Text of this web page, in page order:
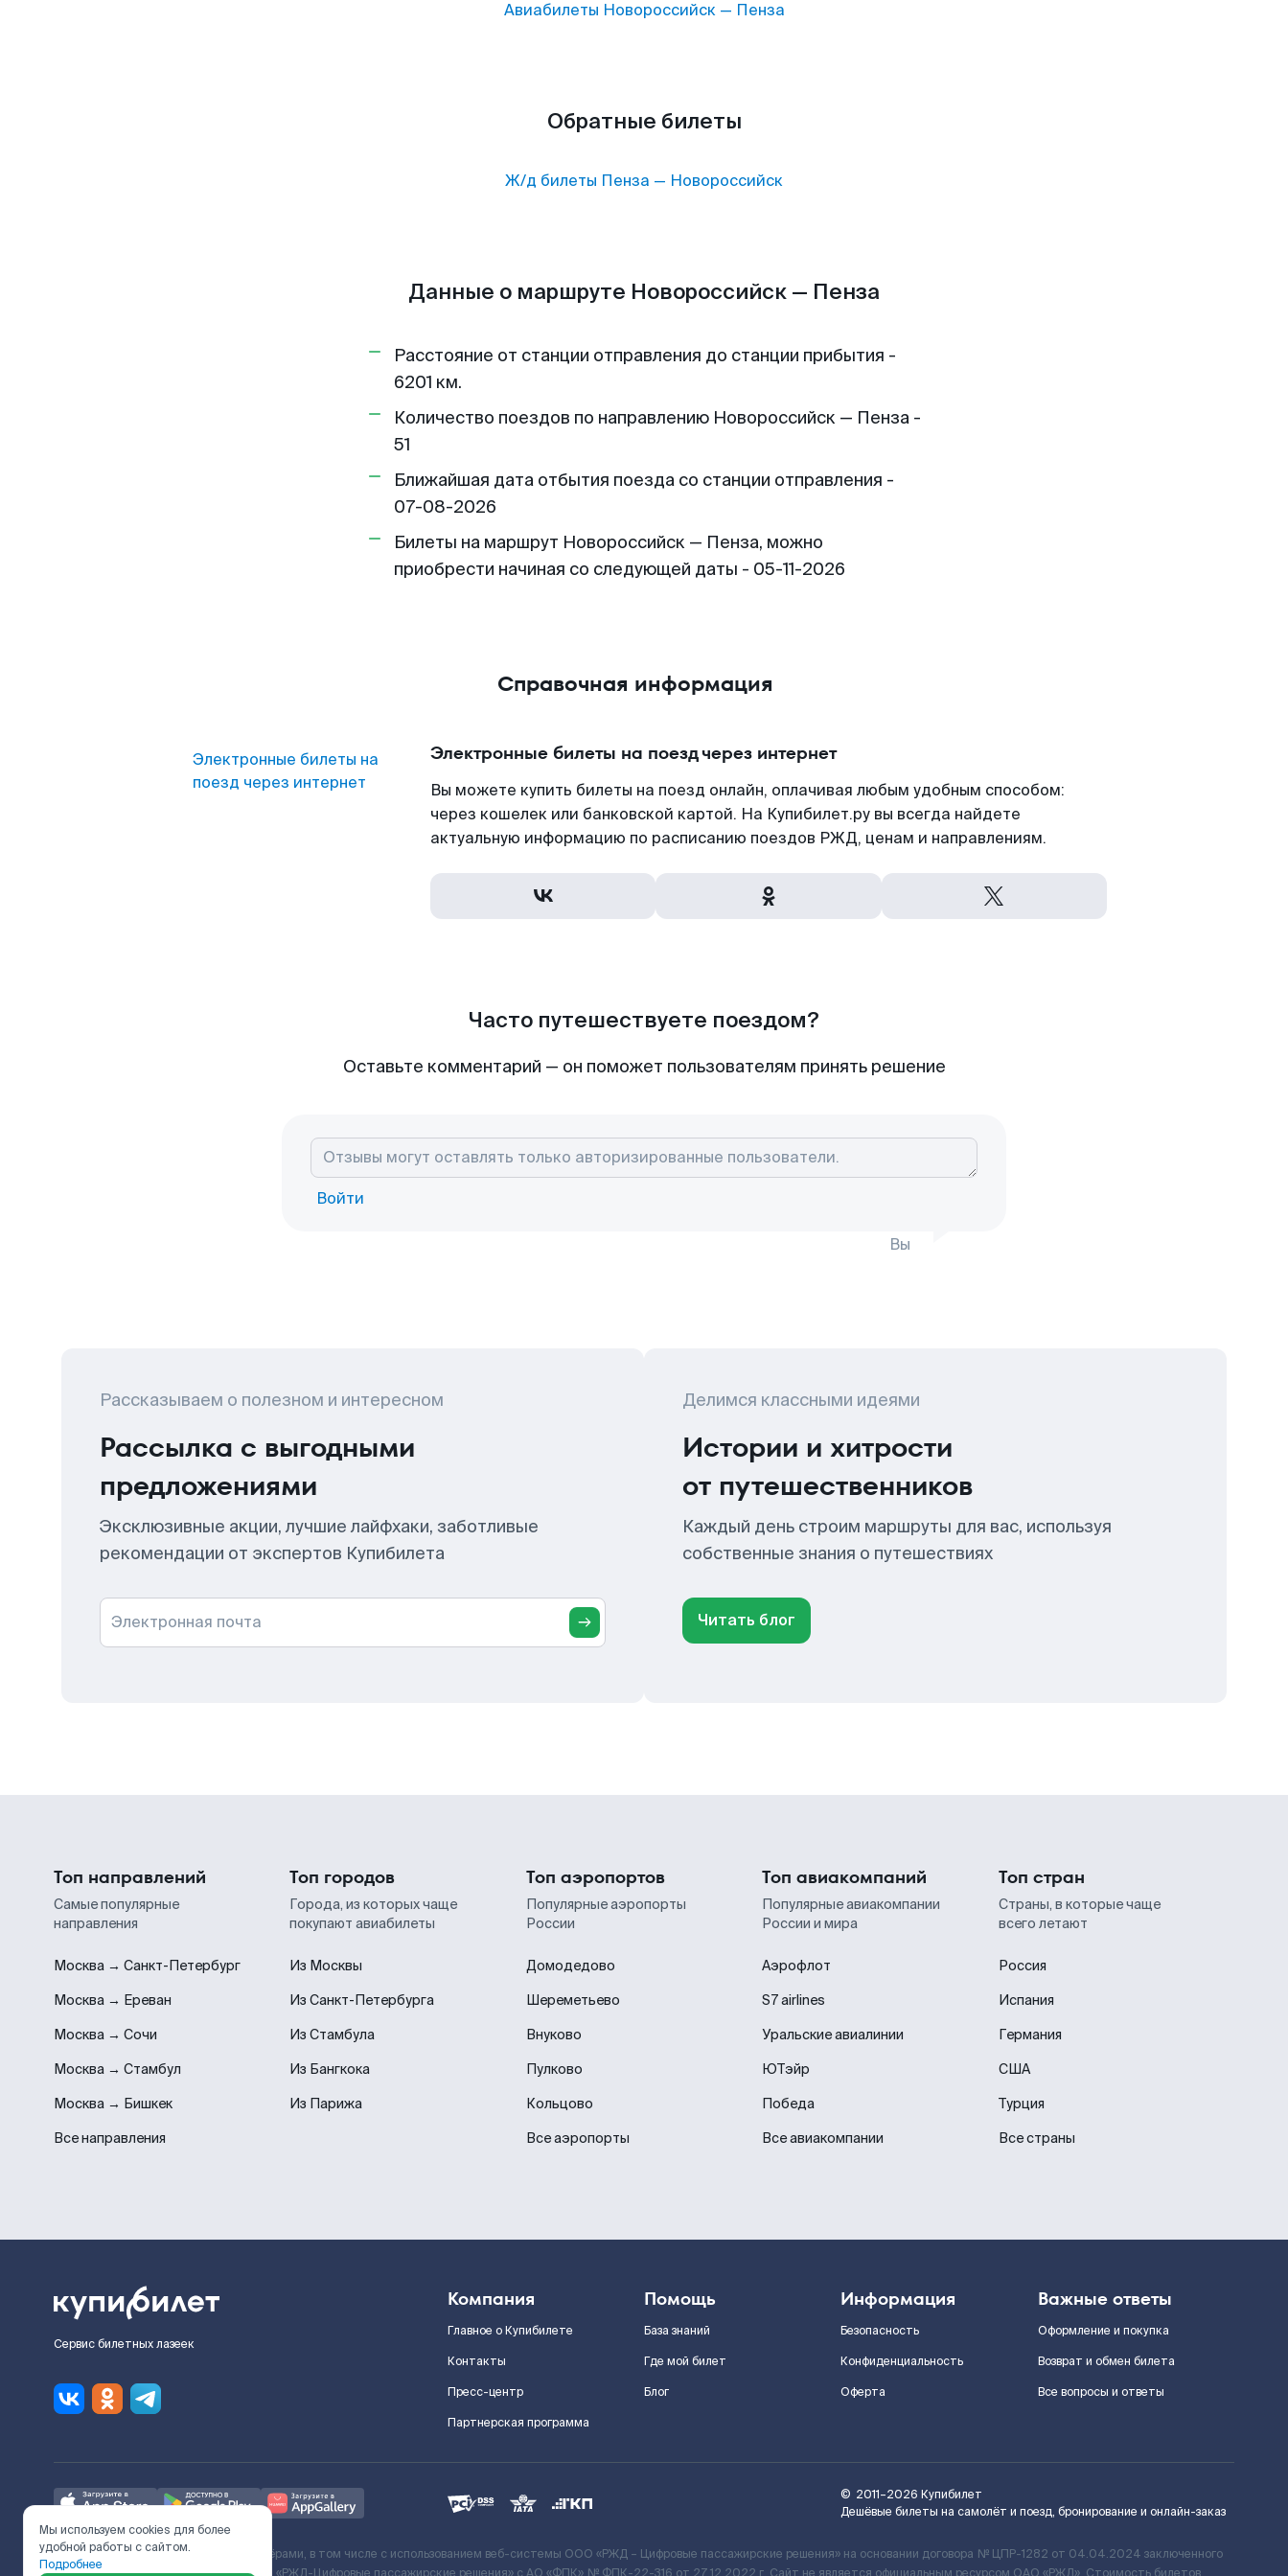
Авиабилеты Новороссийск— Пенза
Обратные билеты
Ж/д билеты Пенза — Новороссийск
Данные о маршруте Новороссийск — Пенза
Расстояние от станции отправления до станции прибытия -
6201 км.
Количество поездов по направлению Новороссийск — Пенза -
51
Ближайшая дата отбытия поезда со станции отправления -
07-08-2026
Билеты на маршрут Новороссийск — Пенза, можно
приобрести начиная со следующей даты - 05-11-2026
Справочная информация
Электронные билеты на
поезд через интернет
Электронные билеты на поезд через интернет
Вы можете купить билеты на поезд онлайн, оплачивая любым удобным способом:
через кошелек или банковской картой. На Купибилет.ру вы всегда найдете
актуальную информацию по расписанию поездов РЖД, ценам и направлениям.
Часто путешествуете поездом?
Оставьте комментарий — он поможет пользователям принять решение
Войти
Вы
Рассказываем о полезном и интересном
Рассылка с выгодными
предложениями
Эксклюзивные акции, лучшие лайфхаки, заботливые
рекомендации от экспертов Купибилета
Электронная почта
Делимся классными идеями
Истории и хитрости
от путешественников
Каждый день строим маршруты для вас, используя
собственные знания о путешествиях
Читать блог
Топ направлений
Самые популярные
направления
Москва → Санкт-Петербург
Москва → Ереван
Москва → Сочи
Москва → Стамбул
Москва → Бишкек
Все направления
Топ городов
Города, из которых чаще
покупают авиабилеты
Из Москвы
Из Санкт-Петербурга
Из Стамбула
Из Бангкока
Из Парижа
Топ аэропортов
Популярные аэропорты
России
Домодедово
Шереметьево
Внуково
Пулково
Кольцово
Все аэропорты
Топ авиакомпаний
Популярные авиакомпании
России и мира
Аэрофлот
S7 airlines
Уральские авиалинии
ЮТэйр
Победа
Все авиакомпании
Топ стран
Страны, в которые чаще
всего летают
Россия
Испания
Германия
США
Турция
Все страны
Сервис билетных лазеек
Компания
Главное о Купибилете
Контакты
Пресс-центр
Партнерская программа
Помощь
База знаний
Где мой билет
Блог
Информация
Безопасность
Конфиденциальность
Оферта
Важные ответы
Оформление и покупка
Возврат и обмен билета
Все вопросы и ответы
© 2011–2026 Купибилет
Дешёвые билеты на самолёт и поезд, бронирование и онлайн-заказ
Ж/Д билеты предоставляются партнёрами, в том числе с использованием веб-системы ООО «РЖД – Цифровые пассажирские решения» на основании договора № ЦПР-1282 от 04.04.2024 заключенного
Мы используем cookies для более
удобной работы с сайтом.
Подробнее